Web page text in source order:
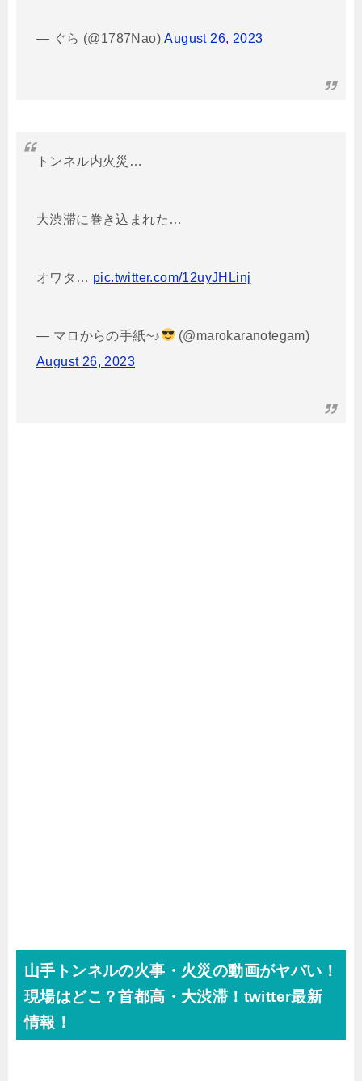
— ぐら (@1787Nao)August 26, 2023
トンネル内火災…
大渋滞に巻き込まれた…
オワタ… pic.twitter.com/12uyJHLinj
— マロからの手紙~♪
(@marokaranotegam)
August 26, 2023
山手トンネルの火事・火災の動画がヤバい！
現場はどこ？首都高・大渋滞！twitter最新
情報！